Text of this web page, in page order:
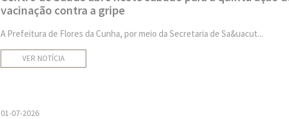
vacinação contra a gripe
A Prefeitura de Flores da Cunha, por meio da Secretaria de Sa&uacut...
VER NOTÍCIA
01-07-2026